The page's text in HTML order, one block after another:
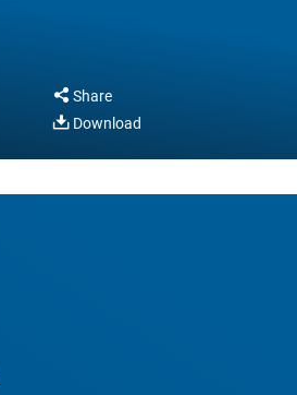
Share
Download